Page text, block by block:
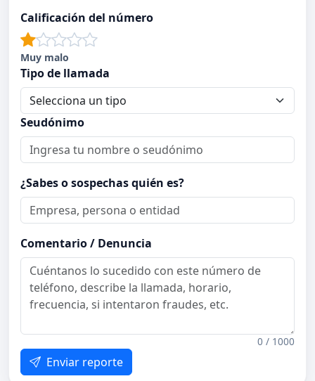
Calificación del número
Muy malo
Tipo de llamada
Seudónimo
¿Sabes o sospechas quién es?
Comentario / Denuncia
0 / 1000
Enviar reporte